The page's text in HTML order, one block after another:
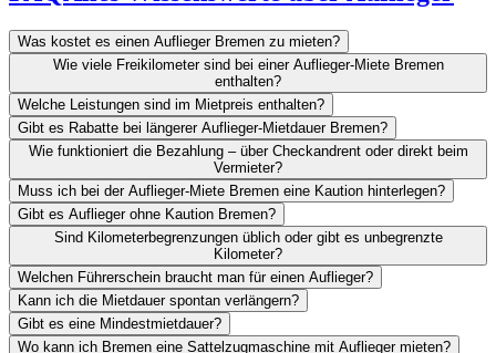
Was kostet es einen Auflieger Bremen zu mieten?
Wie viele Freikilometer sind bei einer Auflieger-Miete Bremen
enthalten?
Welche Leistungen sind im Mietpreis enthalten?
Gibt es Rabatte bei längerer Auflieger-Mietdauer Bremen?
Wie funktioniert die Bezahlung – über Checkandrent oder direkt beim
Vermieter?
Muss ich bei der Auflieger-Miete Bremen eine Kaution hinterlegen?
Gibt es Auflieger ohne Kaution Bremen?
Sind Kilometerbegrenzungen üblich oder gibt es unbegrenzte
Kilometer?
Welchen Führerschein braucht man für einen Auflieger?
Kann ich die Mietdauer spontan verlängern?
Gibt es eine Mindestmietdauer?
Wo kann ich Bremen eine Sattelzugmaschine mit Auflieger mieten?